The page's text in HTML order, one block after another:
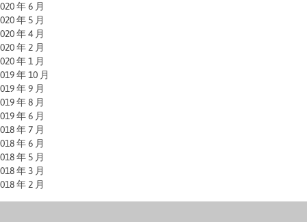
年 6 月
年 5 月
年 4 月
年 2 月
年 1 月
年 10 月
年 9 月
年 8 月
年 6 月
年 7 月
年 6 月
年 5 月
年 3 月
年 2 月